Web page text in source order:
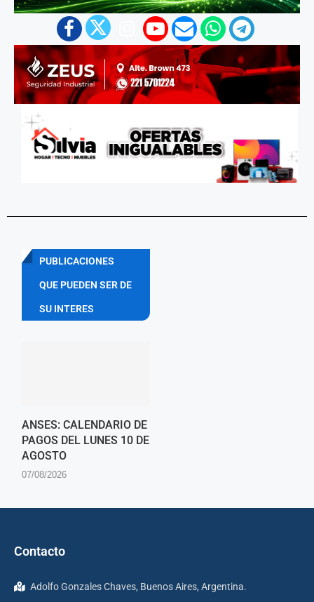
PUBLICACIONES
QUE PUEDEN SER DE
SU INTERES
ANSES: CALENDARIO DE
PAGOS DEL LUNES 10 DE
AGOSTO
07/08/2026
Contacto
Adolfo Gonzales Chaves, Buenos Aires, Argentina.